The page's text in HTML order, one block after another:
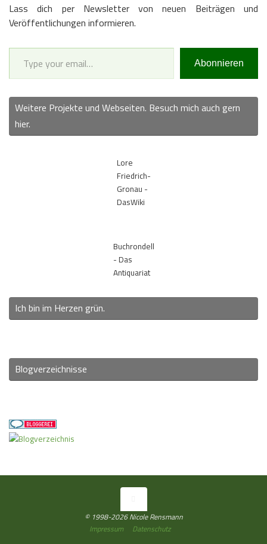
Lass dich per Newsletter von neuen Beiträgen und
Veröffentlichungen informieren.
Type your email…
Abonnieren
Weitere Projekte und Webseiten. Besuch mich auch gern
hier.
Lore
Friedrich-
Gronau -
DasWiki
Buchrondell
- Das
Antiquariat
Ich bin im Herzen grün.
Blogverzeichnisse
© 1998-2026 Nicole Rensmann
Impressum
Datenschutz